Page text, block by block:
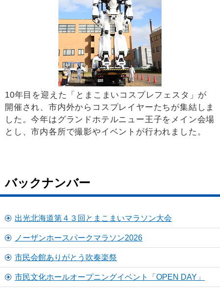
10年目を迎えた「とまこまいコスプレフェスタ」が
開催され、市内外からコスプレイヤーたちが集結しま
した。今年はグランドホテルニュー王子をメイン会場
とし、市内各所で撮影やイベントが行われました。
バックナンバー
出光北海道第４３回とまこまいマラソン大会
ノーザンホースパークマラソン2026
市民会館ありがとう吹奏楽祭
市民文化ホールオープニングイベント「OPEN DAY」